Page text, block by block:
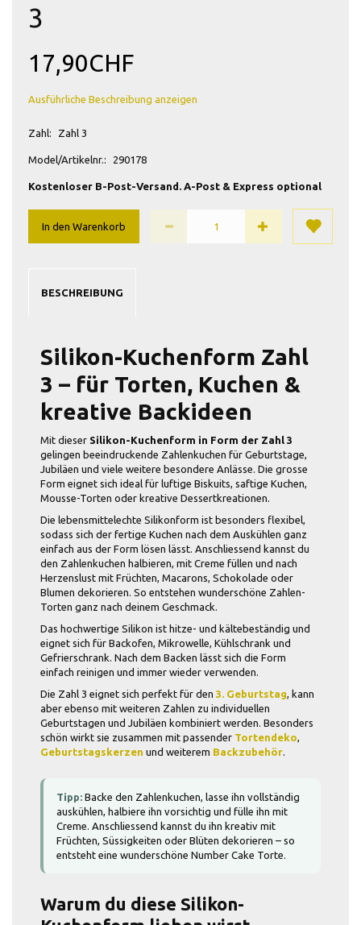
3
17,90CHF
Ausführliche Beschreibung anzeigen
Zahl: Zahl 3
Model/Artikelnr.: 290178
Kostenloser B-Post-Versand. A-Post & Express optional
In den Warenkorb
BESCHREIBUNG
Silikon-Kuchenform Zahl
3 – für Torten, Kuchen &
kreative Backideen
Mit dieser Silikon-Kuchenform in Form der Zahl 3
gelingen beeindruckende Zahlenkuchen für Geburtstage,
Jubiläen und viele weitere besondere Anlässe. Die grosse
Form eignet sich ideal für luftige Biskuits, saftige Kuchen,
Mousse-Torten oder kreative Dessertkreationen.
Die lebensmittelechte Silikonform ist besonders flexibel,
sodass sich der fertige Kuchen nach dem Auskühlen ganz
einfach aus der Form lösen lässt. Anschliessend kannst du
den Zahlenkuchen halbieren, mit Creme füllen und nach
Herzenslust mit Früchten, Macarons, Schokolade oder
Blumen dekorieren. So entstehen wunderschöne Zahlen-
Torten ganz nach deinem Geschmack.
Das hochwertige Silikon ist hitze- und kältebeständig und
eignet sich für Backofen, Mikrowelle, Kühlschrank und
Gefrierschrank. Nach dem Backen lässt sich die Form
einfach reinigen und immer wieder verwenden.
Die Zahl 3 eignet sich perfekt für den 3. Geburtstag, kann
aber ebenso mit weiteren Zahlen zu individuellen
Geburtstagen und Jubiläen kombiniert werden. Besonders
schön wirkt sie zusammen mit passender Tortendeko,
Geburtstagskerzen und weiterem Backzubehör.
Tipp: Backe den Zahlenkuchen, lasse ihn vollständig
auskühlen, halbiere ihn vorsichtig und fülle ihn mit
Creme. Anschliessend kannst du ihn kreativ mit
Früchten, Süssigkeiten oder Blüten dekorieren – so
entsteht eine wunderschöne Number Cake Torte.
Warum du diese Silikon-